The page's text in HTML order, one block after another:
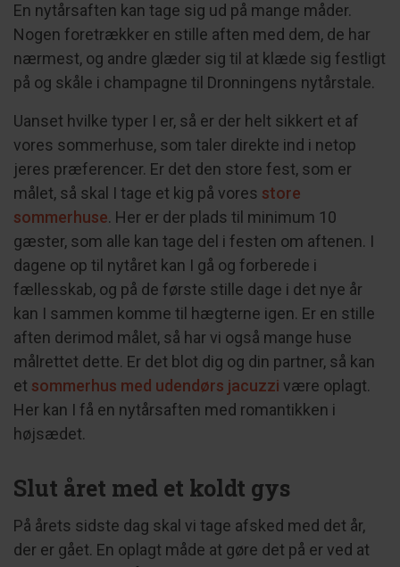
En nytårsaften kan tage sig ud på mange måder.
Nogen foretrækker en stille aften med dem, de har
nærmest, og andre glæder sig til at klæde sig festligt
på og skåle i champagne til Dronningens nytårstale.
Uanset hvilke typer I er, så er der helt sikkert et af
vores sommerhuse, som taler direkte ind i netop
jeres præferencer. Er det den store fest, som er
målet, så skal I tage et kig på vores store
sommerhuse. Her er der plads til minimum 10
gæster, som alle kan tage del i festen om aftenen. I
dagene op til nytåret kan I gå og forberede i
fællesskab, og på de første stille dage i det nye år
kan I sammen komme til hægterne igen. Er en stille
aften derimod målet, så har vi også mange huse
målrettet dette. Er det blot dig og din partner, så kan
et sommerhus med udendørs jacuzzi være oplagt.
Her kan I få en nytårsaften med romantikken i
højsædet.
Slut året med et koldt gys
På årets sidste dag skal vi tage afsked med det år,
der er gået. En oplagt måde at gøre det på er ved at